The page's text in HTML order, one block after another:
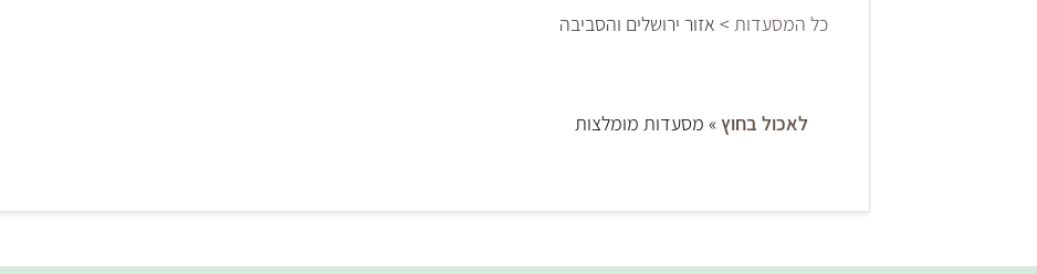
כל המסעדות > אזור ירושלים והסביבה
לאכול בחוץ » מסעדות מומלצות